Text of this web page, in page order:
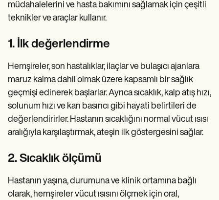
müdahalelerini ve hasta bakımını sağlamak için çeşitli
teknikler ve araçlar kullanır.
1. İlk değerlendirme
Hemşireler, son hastalıklar, ilaçlar ve bulaşıcı ajanlara
maruz kalma dahil olmak üzere kapsamlı bir sağlık
geçmişi edinerek başlarlar. Ayrıca sıcaklık, kalp atış hızı,
solunum hızı ve kan basıncı gibi hayati belirtileri de
değerlendirirler. Hastanın sıcaklığını normal vücut ısısı
aralığıyla karşılaştırmak, ateşin ilk göstergesini sağlar.
2. Sıcaklık ölçümü
Hastanın yaşına, durumuna ve klinik ortamına bağlı
olarak, hemşireler vücut ısısını ölçmek için oral,